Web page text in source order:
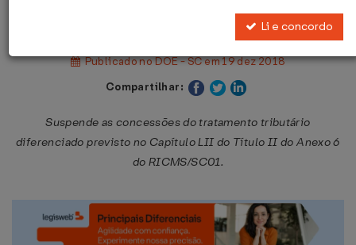
Portaria SEF Nº 394 DE 12/12/2018
Publicado no DOE - SC em 19 dez 2018
Compartilhar:
Suspende as concessões do tratamento tributário
diferenciado previsto no Capítulo LII do Título II do Anexo 6
do RICMS/SC01.
Li e concordo